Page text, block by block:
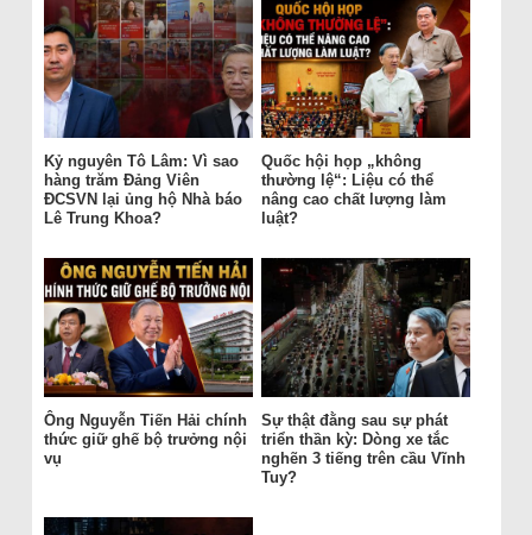
Kỷ nguyên Tô Lâm: Vì sao
hàng trăm Đảng Viên
ĐCSVN lại ủng hộ Nhà báo
Lê Trung Khoa?
Quốc hội họp „không
thường lệ“: Liệu có thể
nâng cao chất lượng làm
luật?
Ông Nguyễn Tiến Hải chính
thức giữ ghế bộ trưởng nội
vụ
Sự thật đằng sau sự phát
triển thần kỳ: Dòng xe tắc
nghẽn 3 tiếng trên cầu Vĩnh
Tuy?